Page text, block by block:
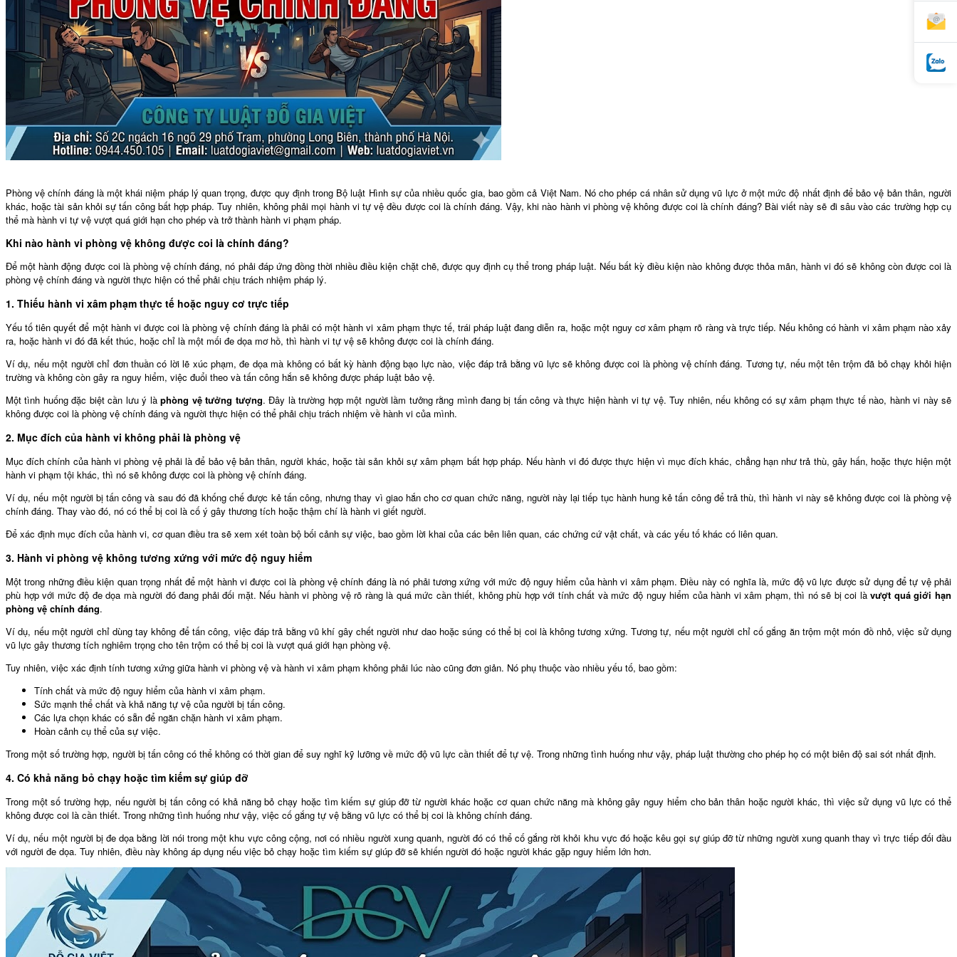
Phòng vệ chính đáng là một khái niệm pháp lý quan trọng, được quy định trong Bộ luật Hình sự của nhiều quốc gia, bao gồm cả Việt Nam. Nó cho phép cá nhân sử dụng vũ lực ở một mức độ nhất định để bảo vệ bản thân, người
khác, hoặc tài sản khỏi sự tấn công bất hợp pháp. Tuy nhiên, không phải mọi hành vi tự vệ đều được coi là chính đáng. Vậy, khi nào hành vi phòng vệ không được coi là chính đáng? Bài viết này sẽ đi sâu vào các trường hợp cụ
thể mà hành vi tự vệ vượt quá giới hạn cho phép và trở thành hành vi phạm pháp.
Khi nào hành vi phòng vệ không được coi là chính đáng?
Để một hành động được coi là phòng vệ chính đáng, nó phải đáp ứng đồng thời nhiều điều kiện chặt chẽ, được quy định cụ thể trong pháp luật. Nếu bất kỳ điều kiện nào không được thỏa mãn, hành vi đó sẽ không còn được coi là
phòng vệ chính đáng và người thực hiện có thể phải chịu trách nhiệm pháp lý.
1. Thiếu hành vi xâm phạm thực tế hoặc nguy cơ trực tiếp
Yếu tố tiên quyết để một hành vi được coi là phòng vệ chính đáng là phải có một hành vi xâm phạm thực tế, trái pháp luật đang diễn ra, hoặc một nguy cơ xâm phạm rõ ràng và trực tiếp. Nếu không có hành vi xâm phạm nào xảy
ra, hoặc hành vi đó đã kết thúc, hoặc chỉ là một mối đe dọa mơ hồ, thì hành vi tự vệ sẽ không được coi là chính đáng.
Ví dụ, nếu một người chỉ đơn thuần có lời lẽ xúc phạm, đe dọa mà không có bất kỳ hành động bạo lực nào, việc đáp trả bằng vũ lực sẽ không được coi là phòng vệ chính đáng. Tương tự, nếu một tên trộm đã bỏ chạy khỏi hiện
trường và không còn gây ra nguy hiểm, việc đuổi theo và tấn công hắn sẽ không được pháp luật bảo vệ.
Một tình huống đặc biệt cần lưu ý làphòng vệ tưởng tượng. Đây là trường hợp một người lầm tưởng rằng mình đang bị tấn công và thực hiện hành vi tự vệ. Tuy nhiên, nếu không có sự xâm phạm thực tế nào, hành vi này sẽ
không được coi là phòng vệ chính đáng và người thực hiện có thể phải chịu trách nhiệm về hành vi của mình.
2. Mục đích của hành vi không phải là phòng vệ
Mục đích chính của hành vi phòng vệ phải là để bảo vệ bản thân, người khác, hoặc tài sản khỏi sự xâm phạm bất hợp pháp. Nếu hành vi đó được thực hiện vì mục đích khác, chẳng hạn như trả thù, gây hấn, hoặc thực hiện một
hành vi phạm tội khác, thì nó sẽ không được coi là phòng vệ chính đáng.
Ví dụ, nếu một người bị tấn công và sau đó đã khống chế được kẻ tấn công, nhưng thay vì giao hắn cho cơ quan chức năng, người này lại tiếp tục hành hung kẻ tấn công để trả thù, thì hành vi này sẽ không được coi là phòng vệ
chính đáng. Thay vào đó, nó có thể bị coi là cố ý gây thương tích hoặc thậm chí là hành vi giết người.
Để xác định mục đích của hành vi, cơ quan điều tra sẽ xem xét toàn bộ bối cảnh sự việc, bao gồm lời khai của các bên liên quan, các chứng cứ vật chất, và các yếu tố khác có liên quan.
3. Hành vi phòng vệ không tương xứng với mức độ nguy hiểm
Một trong những điều kiện quan trọng nhất để một hành vi được coi là phòng vệ chính đáng là nó phải tương xứng với mức độ nguy hiểm của hành vi xâm phạm. Điều này có nghĩa là, mức độ vũ lực được sử dụng để tự vệ phải
phù hợp với mức độ đe dọa mà người đó đang phải đối mặt. Nếu hành vi phòng vệ rõ ràng là quá mức cần thiết, không phù hợp với tính chất và mức độ nguy hiểm của hành vi xâm phạm, thì nó sẽ bị coi làvượt quá giới hạn
phòng vệ chính đáng.
Ví dụ, nếu một người chỉ dùng tay không để tấn công, việc đáp trả bằng vũ khí gây chết người như dao hoặc súng có thể bị coi là không tương xứng. Tương tự, nếu một người chỉ cố gắng ăn trộm một món đồ nhỏ, việc sử dụng
vũ lực gây thương tích nghiêm trọng cho tên trộm có thể bị coi là vượt quá giới hạn phòng vệ.
Tuy nhiên, việc xác định tính tương xứng giữa hành vi phòng vệ và hành vi xâm phạm không phải lúc nào cũng đơn giản. Nó phụ thuộc vào nhiều yếu tố, bao gồm:
Tính chất và mức độ nguy hiểm của hành vi xâm phạm.
Sức mạnh thể chất và khả năng tự vệ của người bị tấn công.
Các lựa chọn khác có sẵn để ngăn chặn hành vi xâm phạm.
Hoàn cảnh cụ thể của sự việc.
Trong một số trường hợp, người bị tấn công có thể không có thời gian để suy nghĩ kỹ lưỡng về mức độ vũ lực cần thiết để tự vệ. Trong những tình huống như vậy, pháp luật thường cho phép họ có một biên độ sai sót nhất định.
4. Có khả năng bỏ chạy hoặc tìm kiếm sự giúp đỡ
Trong một số trường hợp, nếu người bị tấn công có khả năng bỏ chạy hoặc tìm kiếm sự giúp đỡ từ người khác hoặc cơ quan chức năng mà không gây nguy hiểm cho bản thân hoặc người khác, thì việc sử dụng vũ lực có thể
không được coi là cần thiết. Trong những tình huống như vậy, việc cố gắng tự vệ bằng vũ lực có thể bị coi là không chính đáng.
Ví dụ, nếu một người bị đe dọa bằng lời nói trong một khu vực công cộng, nơi có nhiều người xung quanh, người đó có thể cố gắng rời khỏi khu vực đó hoặc kêu gọi sự giúp đỡ từ những người xung quanh thay vì trực tiếp đối đầu
với người đe dọa. Tuy nhiên, điều này không áp dụng nếu việc bỏ chạy hoặc tìm kiếm sự giúp đỡ sẽ khiến người đó hoặc người khác gặp nguy hiểm lớn hơn.